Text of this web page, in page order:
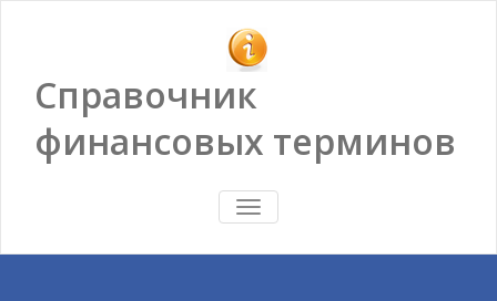
Справочник
финансовых терминов
ПОКАЗАТЬ/
СКРЫТЬ